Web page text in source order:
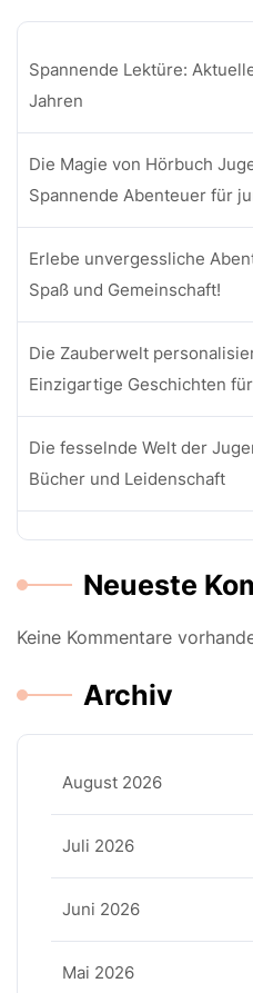
Spannende Lektüre:
Jahren
Die Magie von Hörbuch
Spannende Abenteuer für
Erlebe unvergessliche
Spaß und Gemeinschaft!
Die Zauberwelt
Einzigartige Geschichten
Die fesselnde Welt der
Bücher und Leidenschaft
Neueste
Keine Kommentare
Archiv
August 2026
Juli 2026
Juni 2026
Mai 2026